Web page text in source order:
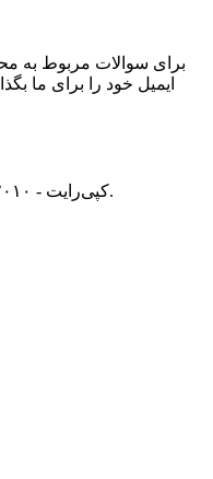
برای سوالات مربوط به
© کپی‌رایت - ۲۰۱۰-۲۰۲۶: تمامی حقوق محفوظ است.